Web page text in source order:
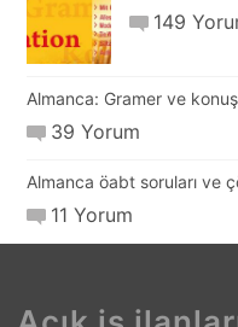
149
Almanca: Gramer ve
39 Yorum
Almanca öabt soruları ve
11 Yorum